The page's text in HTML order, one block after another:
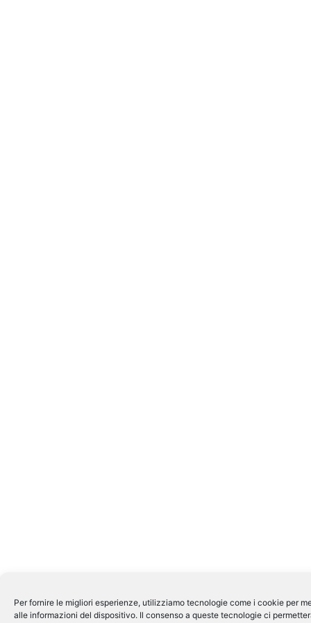
Per fornire le migliori esperienze, utilizziamo tecnologie come i cookie per
alle informazioni del dispositivo. Il consenso a queste tecnologie ci